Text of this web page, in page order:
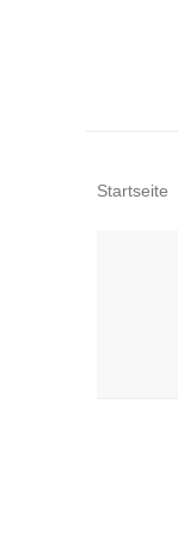
Startseite